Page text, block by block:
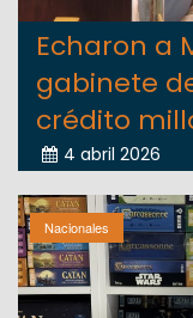
Echaron a
gabinete
crédito
4 abril 2026
Nacionales